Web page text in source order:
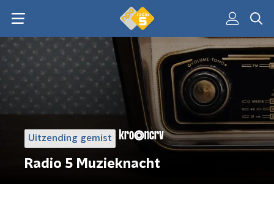
Uitzending gemist
Radio 5 Muzieknacht